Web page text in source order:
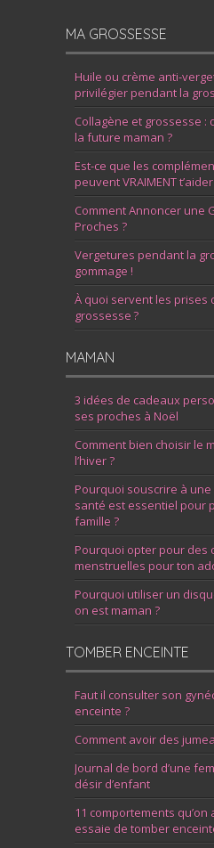
MA GROSSESSE
Huile ou crème anti-
privilégier pendant la
Collagène et grossesse
la future maman ?
Est-ce que les
peuvent VRAIMENT
Comment Annoncer une
Proches ?
Vergetures pendant la
gommage !
À quoi servent les prises
grossesse ?
MAMAN
3 idées de cadeaux
ses proches à Noël
Comment bien choisir le
l’hiver ?
Pourquoi souscrire à
santé est essentiel pour
famille ?
Pourquoi opter pour des
menstruelles pour ton
Pourquoi utiliser un
on est maman ?
TOMBER ENCEINTE
Faut il consulter son
enceinte ?
Comment avoir des
Journal de bord d’une
désir d’enfant
11 comportements
essaie de tomber